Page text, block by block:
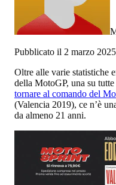
Pubblicato il 2 marzo
Oltre alle varie statistiche
della MotoGP, una su
tornare al comando del
(Valencia 2019), ce n’è
da almeno 21 anni.